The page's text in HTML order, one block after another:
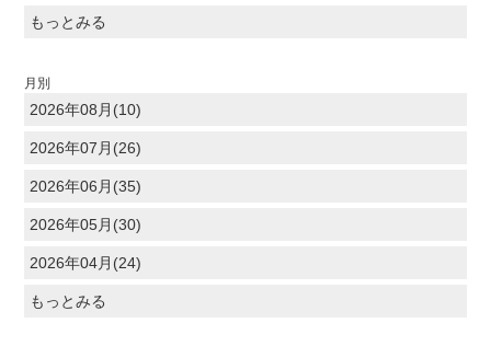
もっとみる
月別
2026年08月(10)
2026年07月(26)
2026年06月(35)
2026年05月(30)
2026年04月(24)
もっとみる